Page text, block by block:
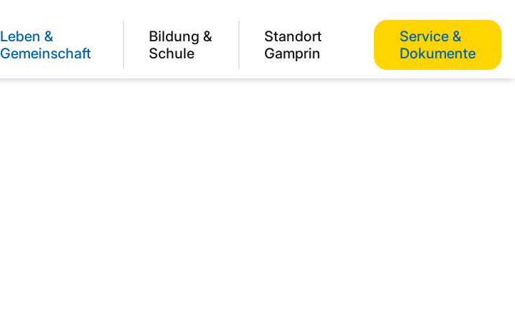
Leben &
Gemeinschaft
Bildung &
Schule
Standort
Gamprin
Service &
Dokumente